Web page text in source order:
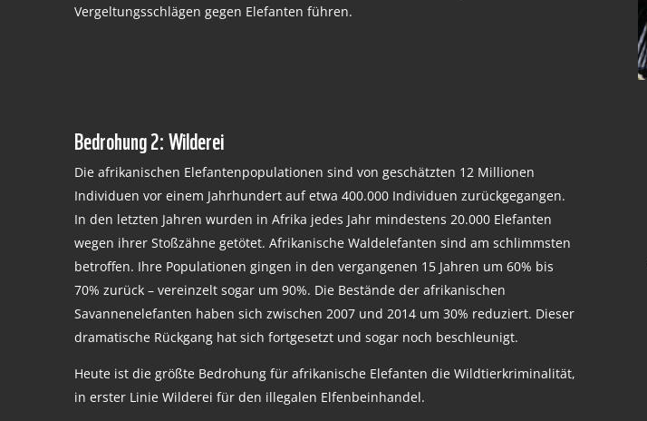
Vergeltungsschlägen gegen Elefanten führen.
Bedrohung 2: Wilderei
Die afrikanischen Elefantenpopulationen sind von geschätzten 12 Millionen
Individuen vor einem Jahrhundert auf etwa 400.000 Individuen zurückgegangen.
In den letzten Jahren wurden in Afrika jedes Jahr mindestens 20.000 Elefanten
wegen ihrer Stoßzähne getötet. Afrikanische Waldelefanten sind am schlimmsten
betroffen. Ihre Populationen gingen in den vergangenen 15 Jahren um 60% bis
70% zurück – vereinzelt sogar um 90%. Die Bestände der afrikanischen
Savannenelefanten haben sich zwischen 2007 und 2014 um 30% reduziert. Dieser
dramatische Rückgang hat sich fortgesetzt und sogar noch beschleunigt.
Heute ist die größte Bedrohung für afrikanische Elefanten die Wildtierkriminalität,
in erster Linie Wilderei für den illegalen Elfenbeinhandel.